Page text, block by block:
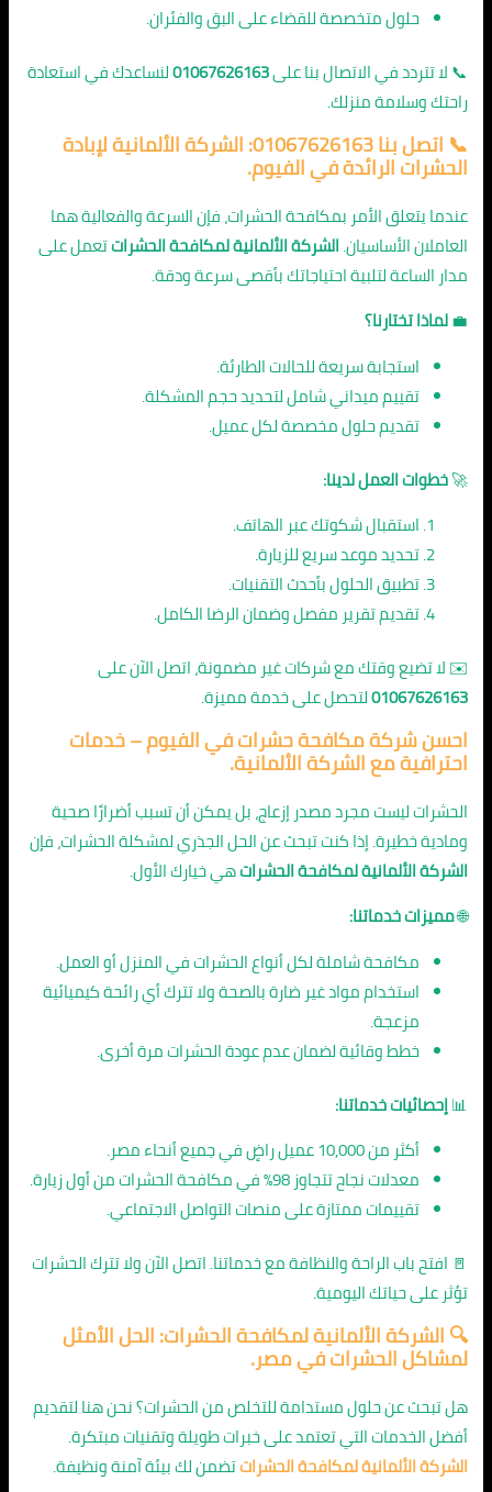
حلول متخصصة للقضاء على البق والفئران.
📞 لا تتردد في الاتصال بنا على01067626163لنساعدك في استعادة
راحتك وسلامة منزلك.
📞 اتصل بنا 01067626163: الشركة الألمانية لإبادة
الحشرات الرائدة في الفيوم.
عندما يتعلق الأمر بمكافحة الحشرات، فإن السرعة والفعالية هما
العاملان الأساسيان.الشركة الألمانية لمكافحة الحشراتتعمل على
مدار الساعة لتلبية احتياجاتك بأقصى سرعة ودقة.
💼لماذا تختارنا؟
استجابة سريعة للحالات الطارئة.
تقييم ميداني شامل لتحديد حجم المشكلة.
تقديم حلول مخصصة لكل عميل.
🚀خطوات العمل لدينا:
استقبال شكوتك عبر الهاتف.
تحديد موعد سريع للزيارة.
تطبيق الحلول بأحدث التقنيات.
تقديم تقرير مفصل وضمان الرضا الكامل.
✉️ لا تضيع وقتك مع شركات غير مضمونة، اتصل الآن على
01067626163لتحصل على خدمة مميزة.
احسن شركة مكافحة حشرات في الفيوم – خدمات
احترافية مع الشركة الألمانية.
الحشرات ليست مجرد مصدر إزعاج، بل يمكن أن تسبب أضرارًا صحية
ومادية خطيرة. إذا كنت تبحث عن الحل الجذري لمشكلة الحشرات، فإن
الشركة الألمانية لمكافحة الحشراتهي خيارك الأول.
🌐مميزات خدماتنا:
مكافحة شاملة لكل أنواع الحشرات في المنزل أو العمل.
استخدام مواد غير ضارة بالصحة ولا تترك أي رائحة كيميائية
مزعجة.
خطط وقائية لضمان عدم عودة الحشرات مرة أخرى.
📊إحصائيات خدماتنا:
أكثر من 10,000 عميل راضٍ في جميع أنحاء مصر.
معدلات نجاح تتجاوز 98% في مكافحة الحشرات من أول زيارة.
تقييمات ممتازة على منصات التواصل الاجتماعي.
🚪 افتح باب الراحة والنظافة مع خدماتنا. اتصل الآن ولا تترك الحشرات
تؤثر على حياتك اليومية.
🔍 الشركة الألمانية لمكافحة الحشرات: الحل الأمثل
لمشاكل الحشرات في مصر.
هل تبحث عن حلول مستدامة للتخلص من الحشرات؟ نحن هنا لتقديم
أفضل الخدمات التي تعتمد على خبرات طويلة وتقنيات مبتكرة.
الشركة الألمانية لمكافحة الحشراتتضمن لك بيئة آمنة ونظيفة.